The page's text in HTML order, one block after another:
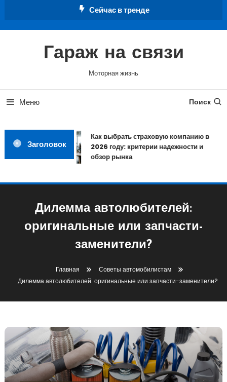
Сейчас в тренде
Гараж на связи
Моторная жизнь
Меню Поиск
Заголовок
Как выбрать страховую компанию в
2026 году: критерии надежности и
обзор рынка
Дилемма автолюбителей:
оригинальные или запчасти-
заменители?
Главная
Советы автомобилистам
Дилемма автолюбителей: оригинальные или запчасти-заменители?